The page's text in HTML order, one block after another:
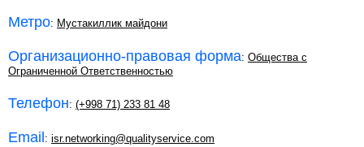
Метро: Мустакиллик майдони
Организационно-правовая форма: Общества с
Ограниченной Ответственностью
Телефон: (+998 71) 233 81 48
Email : isr.networking@qualityservice.com